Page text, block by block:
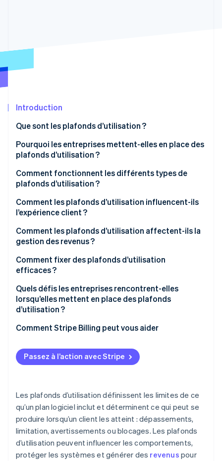
Climate
Vérification de l'identité
Découvrez comment Stripe construit l’infrastructure
Regarder la vidéo
Introduction
Que sont les plafonds d’utilisation ?
Pourquoi les entreprises mettent-elles en place des
plafonds d’utilisation ?
Maintenir les systèmes stables
Garder les marges intactes
Encourager les améliorations
Ajuster la tarification à la valeur
Poser des garde-fous contre les abus
Comment fonctionnent les différents types de
plafonds d’utilisation ?
Comment les plafonds d’utilisation influencent-ils
l’expérience client ?
Comment les plafonds d’utilisation affectent-ils la
gestion des revenus ?
Comment fixer des plafonds d’utilisation
efficaces ?
Commencer par les données
Plafonner l’indicateur qui détermine le coût ou la
Garder les clients sous contrôle
Traiter les plafonds comme un système vivant
Quels défis les entreprises rencontrent-elles
lorsqu’elles mettent en place des plafonds
d’utilisation ?
Calibrer la limite
Construire l’infrastructure
Gérer l’expérience
Comment Stripe Billing peut vous aider
Passez à l’action avec Stripe
Les plafonds d’utilisation définissent les limites de ce
qu’un plan logiciel inclut et déterminent ce qui peut se
produire lorsqu’un client les atteint : dépassements,
limitation, avertissements ou blocages. Les plafonds
d’utilisation peuvent influencer les comportements,
protéger les systèmes et générer des revenus pour